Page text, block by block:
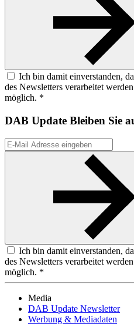
Ich bin damit einverstanden,
des Newsletters verarbeitet
möglich. *
DAB Update Bleiben Sie
Ich bin damit einverstanden,
des Newsletters verarbeitet
möglich. *
Media
DAB Update Newsletter
Werbung & Mediadaten